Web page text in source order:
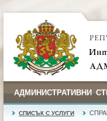
АДМИНИСТРАТИВНИ
СПИСЪК С УСЛУГИ